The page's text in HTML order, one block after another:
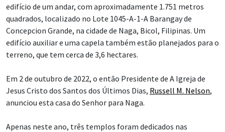
edifício de um andar, com aproximadamente 1.751 metros
quadrados, localizado no Lote 1045-A-1-A Barangay de
Concepcion Grande, na cidade de Naga, Bicol, Filipinas. Um
edifício auxiliar e uma capela também estão planejados para o
terreno, que tem cerca de 3,6 hectares.
Em 2 de outubro de 2022, o então Presidente de A Igreja de
Jesus Cristo dos Santos dos Últimos Dias, Russell M. Nelson,
anunciou esta casa do Senhor para Naga.
Apenas neste ano, três templos foram dedicados nas